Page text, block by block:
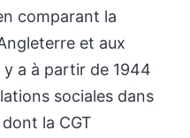
comparant la
et aux
a à partir de 1944
sociales dans
la CGT